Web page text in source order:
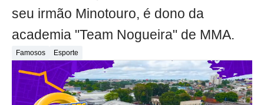
seu irmão Minotouro, é dono da
academia "Team Nogueira" de MMA.
Famosos Esporte